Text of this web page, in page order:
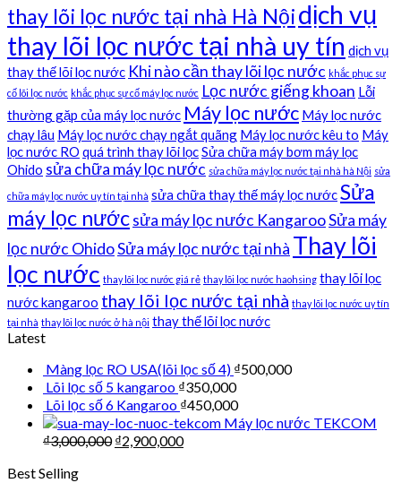
thay lõi lọc nước tại nhà Hà Nộidịch vụ
thay lõi lọc nước tại nhà uy tín dịch vụ
thay thế lõi lọc nước Khi nào cần thay lõi lọc nước khắc phục sự
cố lõi lọc nước khắc phục sự cố máy lọc nước Lọc nước giếng khoan Lỗi
thường gặp của máy lọc nước Máy lọc nước Máy lọc nước
chạy lâu Máy lọc nước chạy ngắt quãng Máy lọc nước kêu to Máy
lọc nước RO quá trình thay lõi lọcSửa chữa máy bơm máy lọc
Ohido sửa chữa máy lọc nước sửa chữa máy lọc nước tại nhà hà Nội sửa
chữa máy lọc nước uy tín tại nhà sửa chữa thay thế máy lọc nướcSửa
máy lọc nướcsửa máy lọc nước KangarooSửa máy
lọc nước OhidoSửa máy lọc nước tại nhà Thay lõi
lọc nước thay lõi lọc nước giá rẻ thay lõi lọc nước haohsing thay lõi lọc
nước kangaroo thay lõi lọc nước tại nhà thay lõi lọc nước uy tín
tại nhà thay lõi lọc nước ở hà nội thay thế lõi lọc nước
Latest
Màng lọc RO USA(lõi lọc số 4) ₫500,000
Lõi lọc số 5 kangaroo ₫350,000
Lõi lọc số 6 Kangaroo ₫450,000
Máy lọc nước TEKCOM
₫3,000,000 ₫2,900,000
Best Selling